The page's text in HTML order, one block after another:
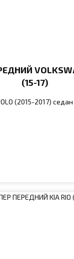
(15-17)
(2015-2017) седан